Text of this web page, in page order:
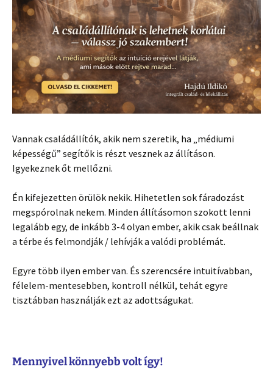
Vannak családállítók, akik nem szeretik, ha „médiumi
képességű” segítők is részt vesznek az állításon.
Igyekeznek őt mellőzni.
Én kifejezetten örülök nekik. Hihetetlen sok fáradozást
megspórolnak nekem. Minden állításomon szokott lenni
legalább egy, de inkább 3-4 olyan ember, akik csak beállnak
a térbe és felmondják / lehívják a valódi problémát.
Egyre több ilyen ember van. És szerencsére intuitívabban,
félelem-mentesebben, kontroll nélkül, tehát egyre
tisztábban használják ezt az adottságukat.
Mennyivel könnyebb volt így!